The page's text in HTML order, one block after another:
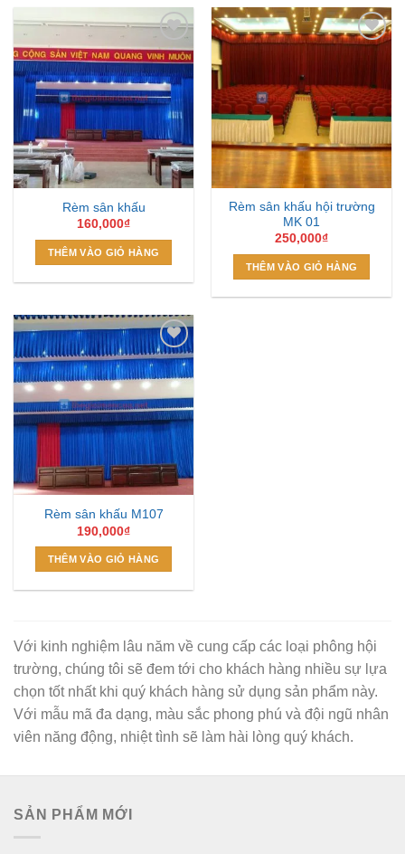
Add to
Wishlist
Rèm sân khấu
160,000₫
THÊM VÀO GIỎ HÀNG
Add to
Wishlist
Rèm sân khấu hội trường
MK 01
250,000₫
THÊM VÀO GIỎ HÀNG
Wishlist
Rèm sân khấu M107
190,000₫
THÊM VÀO GIỎ HÀNG
Với kinh nghiệm lâu năm về cung cấp các loại phông hội
trường, chúng tôi sẽ đem tới cho khách hàng nhiều sự lựa
chọn tốt nhất khi quý khách hàng sử dụng sản phẩm này.
Với mẫu mã đa dạng, màu sắc phong phú và đội ngũ nhân
viên năng động, nhiệt tình sẽ làm hài lòng quý khách.
SẢN PHẨM MỚI